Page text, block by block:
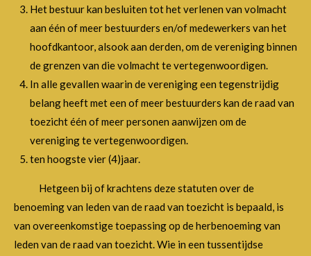
Het bestuur kan besluiten tot het verlenen van volmacht
aan één of meer bestuurders en/of medewerkers van het
hoofdkantoor, alsook aan derden, om de vereniging binnen
de grenzen van die volmacht te vertegenwoordigen.
In alle gevallen waarin de vereniging een tegenstrijdig
belang heeft met een of meer bestuurders kan de raad van
toezicht één of meer personen aanwijzen om de
vereniging te vertegenwoordigen.
ten hoogste vier (4)jaar.
Hetgeen bij of krachtens deze statuten over de
benoeming van leden van de raad van toezicht is bepaald, is
van overeenkomstige toepassing op de herbenoeming van
leden van de raad van toezicht. Wie in een tussentijdse